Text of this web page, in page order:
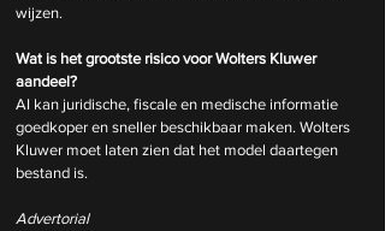
wijzen.
Wat is het grootste risico voor Wolters Kluwer
aandeel?
AI kan juridische, fiscale en medische informatie
goedkoper en sneller beschikbaar maken. Wolters
Kluwer moet laten zien dat het model daartegen
bestand is.
Advertorial